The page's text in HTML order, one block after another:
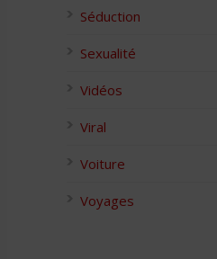
Séduction
Sexualité
Vidéos
Viral
Voiture
Voyages